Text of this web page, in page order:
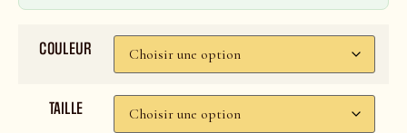
COULEUR
TAILLE